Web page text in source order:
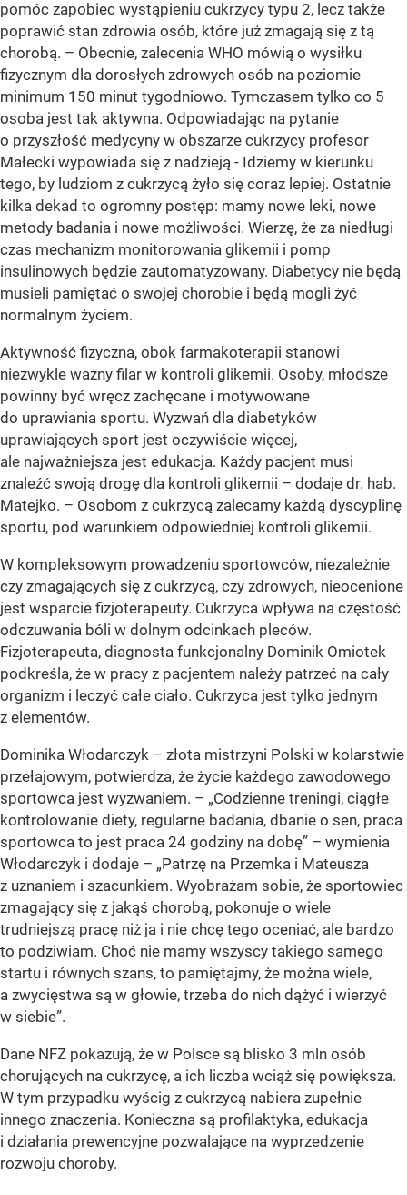
pomóc zapobiec wystąpieniu cukrzycy typu 2, lecz także
poprawić stan zdrowia osób, które już zmagają się z tą
chorobą. – Obecnie, zalecenia WHO mówią o wysiłku
fizycznym dla dorosłych zdrowych osób na poziomie
minimum 150 minut tygodniowo. Tymczasem tylko co 5
osoba jest tak aktywna. Odpowiadając na pytanie
o przyszłość medycyny w obszarze cukrzycy profesor
Małecki wypowiada się z nadzieją - Idziemy w kierunku
tego, by ludziom z cukrzycą żyło się coraz lepiej. Ostatnie
kilka dekad to ogromny postęp: mamy nowe leki, nowe
metody badania i nowe możliwości. Wierzę, że za niedługi
czas mechanizm monitorowania glikemii i pomp
insulinowych będzie zautomatyzowany. Diabetycy nie będą
musieli pamiętać o swojej chorobie i będą mogli żyć
normalnym życiem.
Aktywność fizyczna, obok farmakoterapii stanowi
niezwykle ważny filar w kontroli glikemii. Osoby, młodsze
powinny być wręcz zachęcane i motywowane
do uprawiania sportu. Wyzwań dla diabetyków
uprawiających sport jest oczywiście więcej,
ale najważniejsza jest edukacja. Każdy pacjent musi
znaleźć swoją drogę dla kontroli glikemii – dodaje dr. hab.
Matejko. – Osobom z cukrzycą zalecamy każdą dyscyplinę
sportu, pod warunkiem odpowiedniej kontroli glikemii.
W kompleksowym prowadzeniu sportowców, niezależnie
czy zmagających się z cukrzycą, czy zdrowych, nieocenione
jest wsparcie fizjoterapeuty. Cukrzyca wpływa na częstość
odczuwania bóli w dolnym odcinkach pleców.
Fizjoterapeuta, diagnosta funkcjonalny Dominik Omiotek
podkreśla, że w pracy z pacjentem należy patrzeć na cały
organizm i leczyć całe ciało. Cukrzyca jest tylko jednym
z elementów.
Dominika Włodarczyk – złota mistrzyni Polski w kolarstwie
przełajowym, potwierdza, że życie każdego zawodowego
sportowca jest wyzwaniem. – „Codzienne treningi, ciągłe
kontrolowanie diety, regularne badania, dbanie o sen, praca
sportowca to jest praca 24 godziny na dobę” – wymienia
Włodarczyk i dodaje – „Patrzę na Przemka i Mateusza
z uznaniem i szacunkiem. Wyobrażam sobie, że sportowiec
zmagający się z jakąś chorobą, pokonuje o wiele
trudniejszą pracę niż ja i nie chcę tego oceniać, ale bardzo
to podziwiam. Choć nie mamy wszyscy takiego samego
startu i równych szans, to pamiętajmy, że można wiele,
a zwycięstwa są w głowie, trzeba do nich dążyć i wierzyć
w siebie”.
Dane NFZ pokazują, że w Polsce są blisko 3 mln osób
chorujących na cukrzycę, a ich liczba wciąż się powiększa.
W tym przypadku wyścig z cukrzycą nabiera zupełnie
innego znaczenia. Konieczna są profilaktyka, edukacja
i działania prewencyjne pozwalające na wyprzedzenie
rozwoju choroby.